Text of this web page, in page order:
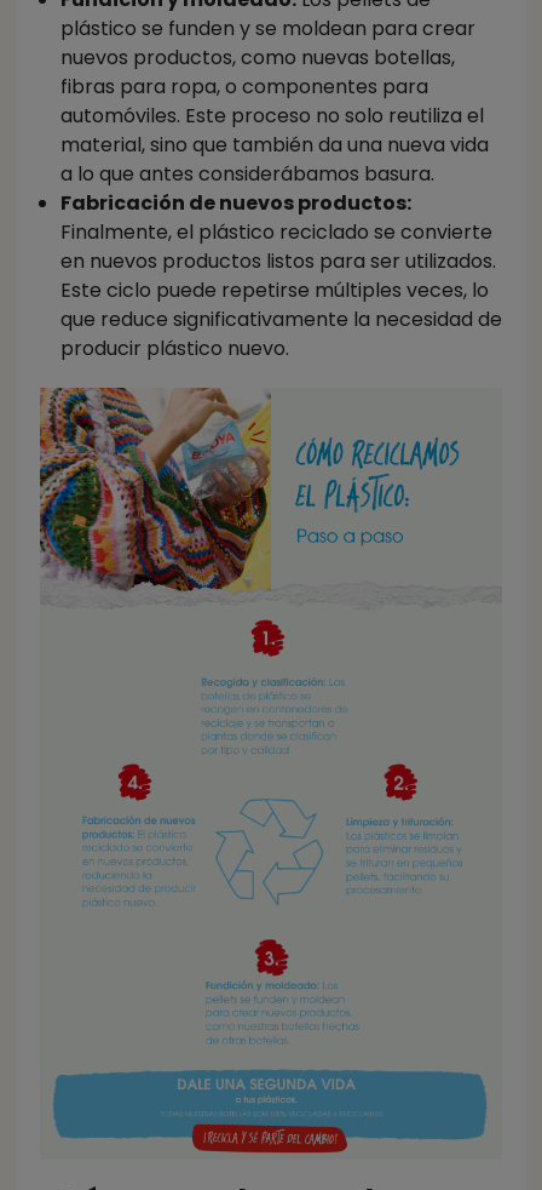
plástico se funden y se moldean para crear
nuevos productos, como nuevas botellas,
fibras para ropa, o componentes para
automóviles. Este proceso no solo reutiliza el
material, sino que también da una nueva vida
a lo que antes considerábamos basura.
Fabricación de nuevos productos:
Finalmente, el plástico reciclado se convierte
en nuevos productos listos para ser utilizados.
Este ciclo puede repetirse múltiples veces, lo
que reduce significativamente la necesidad de
producir plástico nuevo.